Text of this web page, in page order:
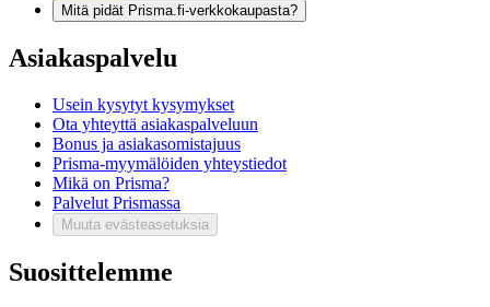
Mitä pidät Prisma.fi-verkkokaupasta?
Asiakaspalvelu
Usein kysytyt kysymykset
Ota yhteyttä asiakaspalveluun
Bonus ja asiakasomistajuus
Prisma-myymälöiden yhteystiedot
Mikä on Prisma?
Palvelut Prismassa
Muuta evästeasetuksia
Suosittelemme